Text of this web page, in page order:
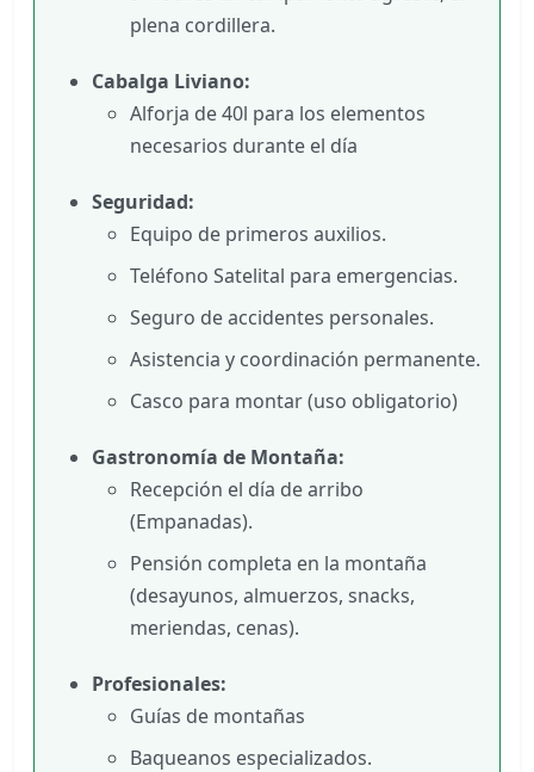
plena cordillera.
Cabalga Liviano:
Alforja de 40l para los elementos
necesarios durante el día
Seguridad:
Equipo de primeros auxilios.
Teléfono Satelital para emergencias.
Seguro de accidentes personales.
Asistencia y coordinación permanente.
Casco para montar (uso obligatorio)
Gastronomía de Montaña:
Recepción el día de arribo
(Empanadas).
Pensión completa en la montaña
(desayunos, almuerzos, snacks,
meriendas, cenas).
Profesionales:
Guías de montañas
Baqueanos especializados.